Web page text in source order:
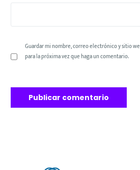
Guardar mi nombre, correo electrónico y sitio
para la próxima vez que haga un comentario.